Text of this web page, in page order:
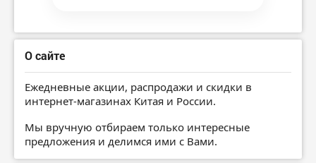
О сайте
Ежедневные акции, распродажи и скидки в
интернет-магазинах Китая и России.
Мы вручную отбираем только интересные
предложения и делимся ими с Вами.